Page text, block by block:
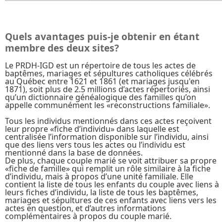
Quels avantages puis-je obtenir en étant
membre des deux sites?
Le PRDH-IGD est un répertoire de tous les actes de
baptêmes, mariages et sépultures catholiques célébrés
au Québec entre 1621 et 1861 (et mariages jusqu'en
1871), soit plus de 2.5 millions d’actes répertoriés, ainsi
qu’un dictionnaire généalogique des familles qu’on
appelle communément les «reconstructions familiale».
Tous les individus mentionnés dans ces actes reçoivent
leur propre «fiche d’individu» dans laquelle est
centralisée l’information disponible sur l’individu, ainsi
que des liens vers tous les actes ou l’individu est
mentionné dans la base de données.
De plus, chaque couple marié se voit attribuer sa propre
«fiche de famille» qui remplit un rôle similaire à la fiche
d’individu, mais à propos d’une unité familiale. Elle
contient la liste de tous les enfants du couple avec liens à
leurs fiches d’individu, la liste de tous les baptêmes,
mariages et sépultures de ces enfants avec liens vers les
actes en question, et d’autres informations
complémentaires à propos du couple marié.